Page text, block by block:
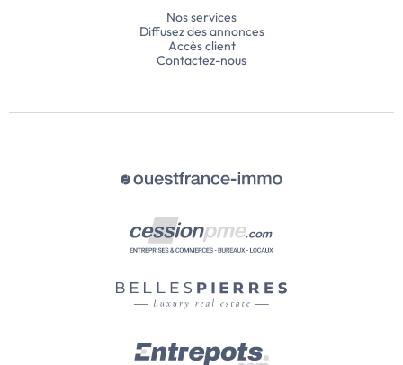
Nos services
Diffusez des annonces
Accès client
Contactez-nous